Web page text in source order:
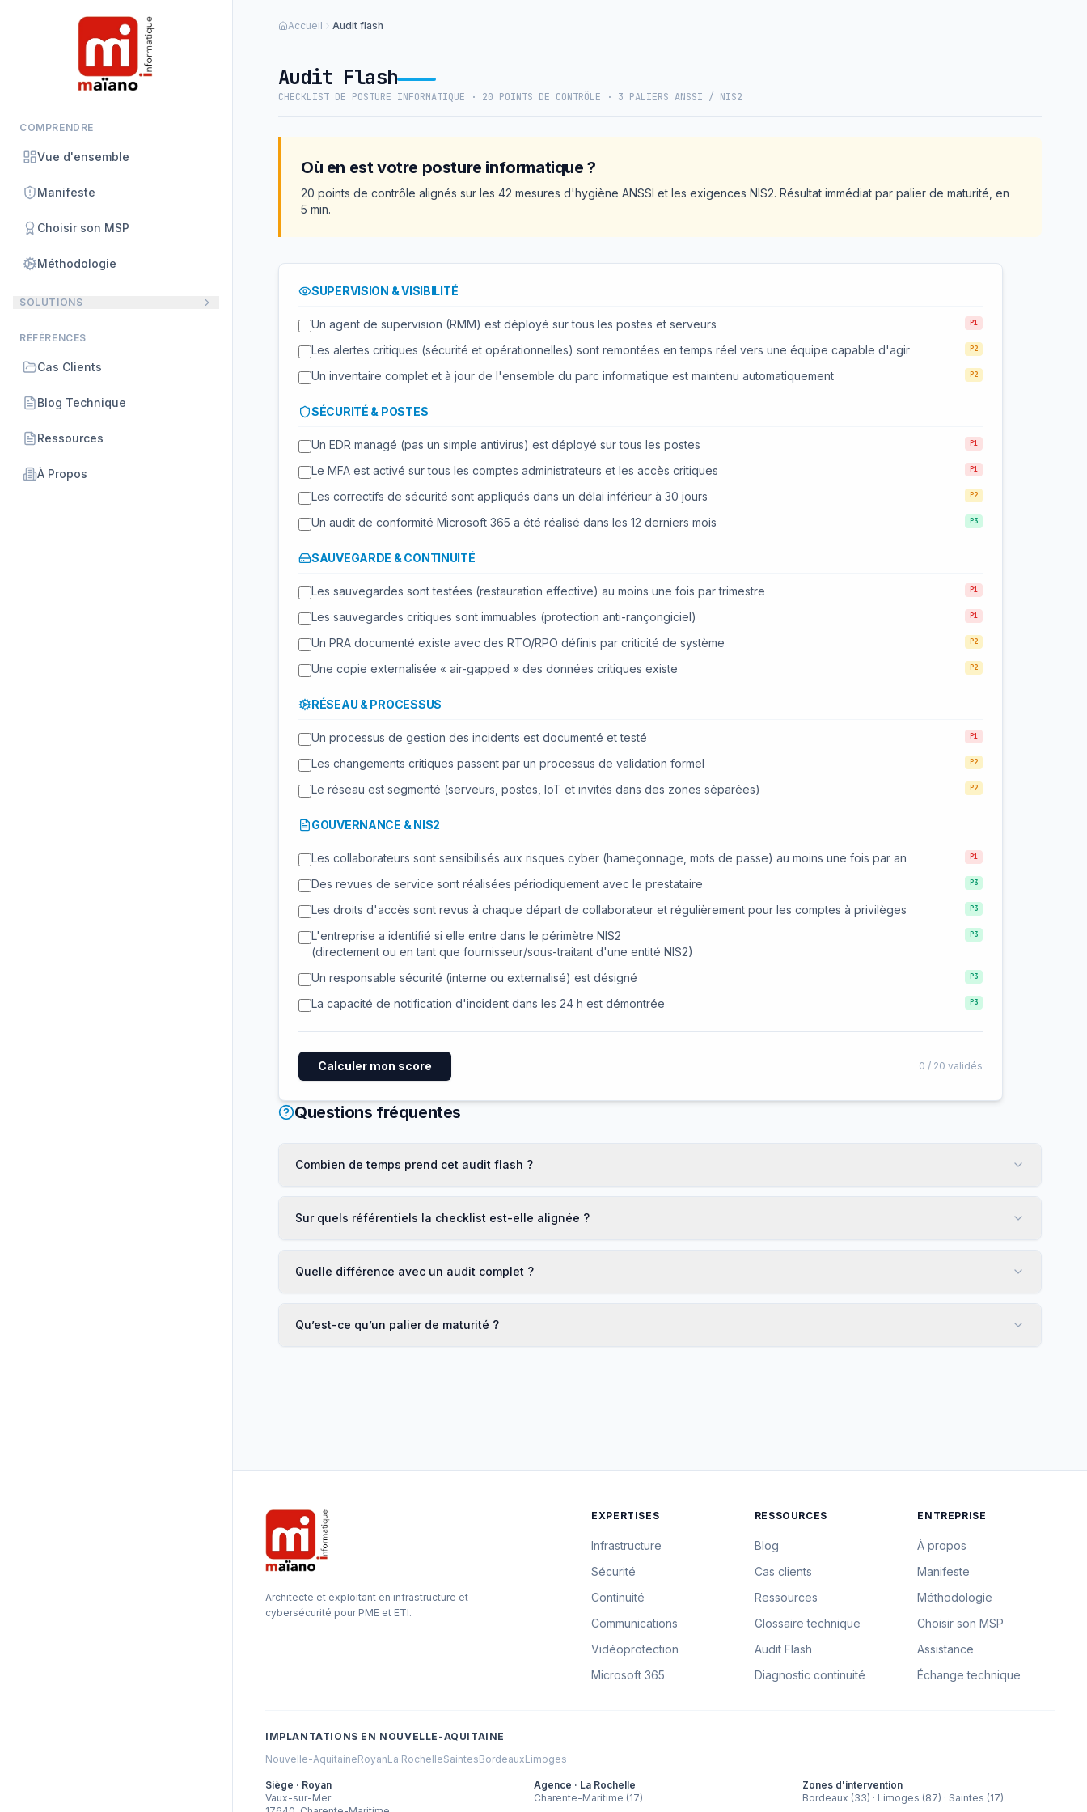
COMPRENDRE
Vue d'ensemble
Manifeste
Choisir son MSP
Méthodologie
SOLUTIONS
RÉFÉRENCES
Cas Clients
Blog Technique
Ressources
À Propos
Accueil Audit flash
Audit Flash
CHECKLIST DE POSTURE INFORMATIQUE · 20 POINTS DE CONTRÔLE · 3 PALIERS ANSSI / NIS2
Où en est votre posture informatique ?
20 points de contrôle alignés sur les 42 mesures d'hygiène ANSSI et les exigences NIS2. Résultat immédiat par palier de maturité, en
5 min.
SUPERVISION & VISIBILITÉ
Un agent de supervision (RMM) est déployé sur tous les postes et serveurs P1
Les alertes critiques (sécurité et opérationnelles) sont remontées en temps réel vers une équipe capable d'agir P2
Un inventaire complet et à jour de l'ensemble du parc informatique est maintenu automatiquement P2
SÉCURITÉ & POSTES
Un EDR managé (pas un simple antivirus) est déployé sur tous les postes P1
Le MFA est activé sur tous les comptes administrateurs et les accès critiques P1
Les correctifs de sécurité sont appliqués dans un délai inférieur à 30 jours P2
Un audit de conformité Microsoft 365 a été réalisé dans les 12 derniers mois P3
SAUVEGARDE & CONTINUITÉ
Les sauvegardes sont testées (restauration effective) au moins une fois par trimestre P1
Les sauvegardes critiques sont immuables (protection anti-rançongiciel) P1
Un PRA documenté existe avec des RTO/RPO définis par criticité de système P2
Une copie externalisée « air-gapped » des données critiques existe P2
RÉSEAU & PROCESSUS
Un processus de gestion des incidents est documenté et testé P1
Les changements critiques passent par un processus de validation formel P2
Le réseau est segmenté (serveurs, postes, IoT et invités dans des zones séparées) P2
GOUVERNANCE & NIS2
Les collaborateurs sont sensibilisés aux risques cyber (hameçonnage, mots de passe) au moins une fois par an P1
Des revues de service sont réalisées périodiquement avec le prestataire P3
Les droits d'accès sont revus à chaque départ de collaborateur et régulièrement pour les comptes à privilèges P3
L'entreprise a identifié si elle entre dans le périmètre NIS2
(directement ou en tant que fournisseur/sous-traitant d'une entité NIS2)
P3
Un responsable sécurité (interne ou externalisé) est désigné P3
La capacité de notification d'incident dans les 24 h est démontrée P3
Calculer mon score 0 / 20 validés
Questions fréquentes
Combien de temps prend cet audit flash ?
Sur quels référentiels la checklist est-elle alignée ?
Quelle différence avec un audit complet ?
Qu’est-ce qu’un palier de maturité ?
Architecte et exploitant en infrastructure et
cybersécurité pour PME et ETI.
EXPERTISES
Infrastructure
Sécurité
Continuité
Communications
Vidéoprotection
Microsoft 365
RESSOURCES
Blog
Cas clients
Ressources
Glossaire technique
Audit Flash
Diagnostic continuité
ENTREPRISE
À propos
Manifeste
Méthodologie
Choisir son MSP
Assistance
Échange technique
IMPLANTATIONS EN NOUVELLE-AQUITAINE
Nouvelle-AquitaineRoyanLa RochelleSaintesBordeauxLimoges
Siège · Royan
Vaux-sur-Mer
Agence · La Rochelle
Charente-Maritime (17)
Zones d'intervention
Bordeaux (33) · Limoges (87) · Saintes (17)